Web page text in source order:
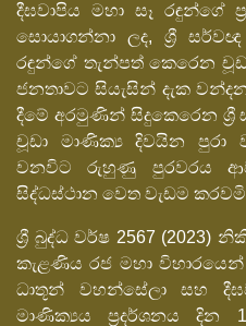
දීඝවාපිය මහා සෑ රඳුන්ගේ
සොයාගන්නා ලද, ශ්‍රී
රඳුන්ගේ තැන්පත් කෙරෙන
ජනතාවට සියැසින් දැක
දීමේ අරමුණින් සිදුකෙරෙන
චූඩා මාණික්‍ය දිවයින පුරා
වනවිට රුහුණු පුරවරය
සිද්ධස්ථාන වෙත වැඩම
ශ්‍රී බුද්ධ වර්ෂ 2567
කැළණිය රජ මහා
ධාතූන් වහන්සේලා සහ
මාණික්‍යය ප්‍රදර්ශනය දින